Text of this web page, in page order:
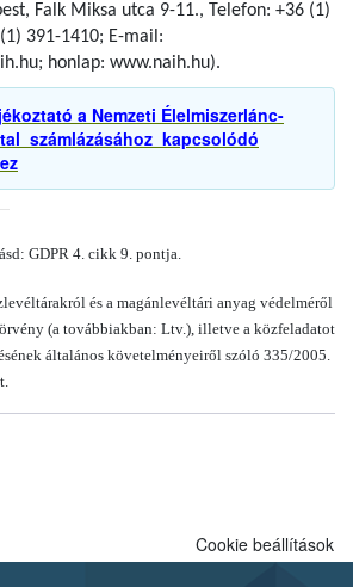
Falk Miksa utca 9-11., Telefon: +36 (1)
391-1410; E-mail:
honlap: www.naih.hu).
a Nemzeti Élelmiszerlánc-
számlázásához kapcsolódó
GDPR 4. cikk 9. pontja.
és a magánlevéltári anyag védelméről
(a továbbiakban: Ltv.), illetve a közfeladatot
általános követelményeiről szóló 335/2005.
Cookie beállítások